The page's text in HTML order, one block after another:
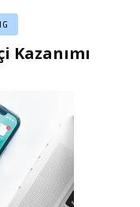
Kazanımı